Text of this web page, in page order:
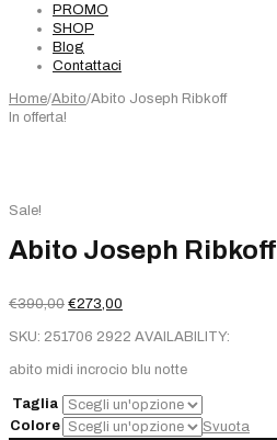
PROMO
SHOP
Blog
Contattaci
Home/Abito/Abito Joseph Ribkoff
In offerta!
Sale!
Abito Joseph Ribkoff
€390,00 Il
originale
€390,00.
€273,00
attuale
€273,00.
SKU: 251706 2922 AVAILABILITY:
abito midi incrocio blu notte
Taglia
Colore
Svuota